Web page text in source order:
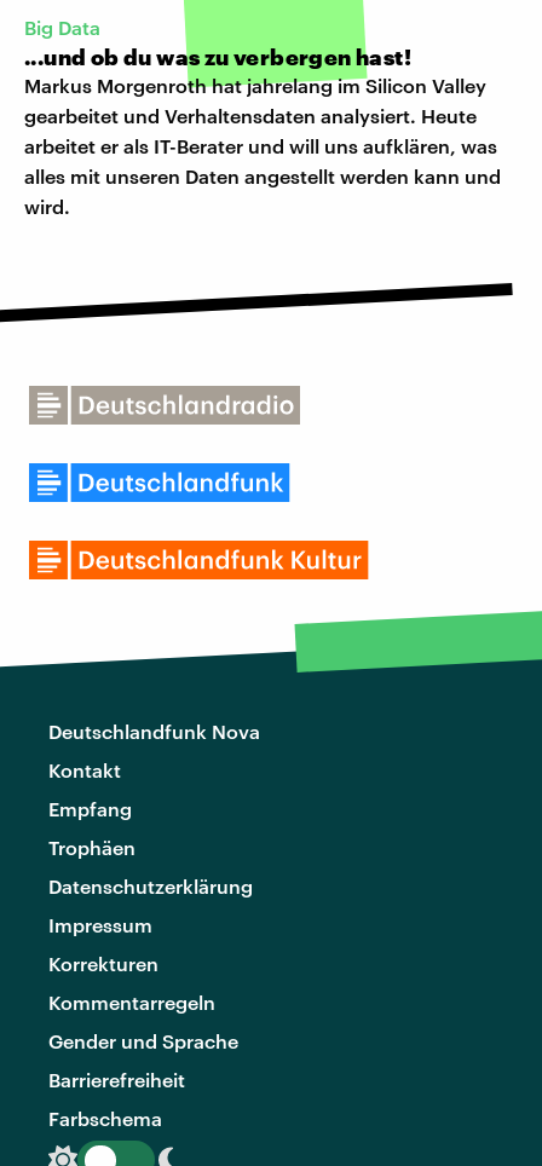
Big Data
...und ob du was zu verbergen hast!
Markus Morgenroth hat jahrelang im Silicon Valley
gearbeitet und Verhaltensdaten analysiert. Heute
arbeitet er als IT-Berater und will uns aufklären, was
alles mit unseren Daten angestellt werden kann und
wird.
Deutschlandfunk Nova
Kontakt
Empfang
Trophäen
Datenschutzerklärung
Impressum
Korrekturen
Kommentarregeln
Gender und Sprache
Barrierefreiheit
Farbschema